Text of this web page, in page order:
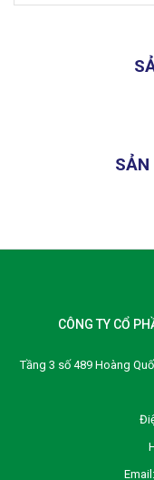
SẢN
CÔNG TY CỔ
Tầng 3 số 489 Hoàng
Email: